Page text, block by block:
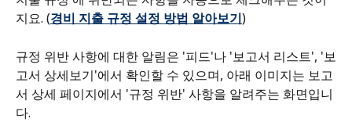
지요. (경비 지출 규정 설정 방법 알아보기)
규정 위반 사항에 대한 알림은 '피드'나 '보고서 리스트', '보
고서 상세보기'에서 확인할 수 있으며, 아래 이미지는 보고
서 상세 페이지에서 '규정 위반' 사항을 알려주는 화면입니
다.